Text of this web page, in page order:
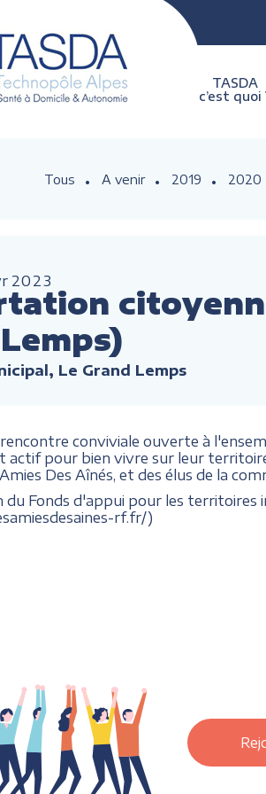
TASDA
c’est quoi
Tous A venir 2019 2020
2023
Le Grand Lemps
conviviale ouverte à
actif pour bien vivre sur leur
Des Aînés, et des élus de la
du Fonds d'appui pour les territoires
rf.fr/)